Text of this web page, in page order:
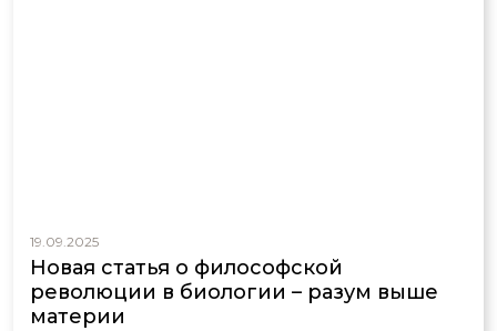
19.09.2025
Новая статья о философской
революции в биологии – разум выше
материи